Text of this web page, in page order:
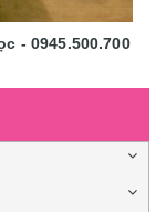
- 0945.500.700